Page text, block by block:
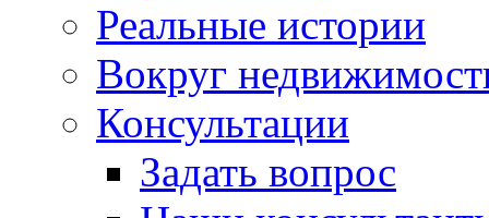
Реальные истории
Вокруг
Консультации
Задать вопрос